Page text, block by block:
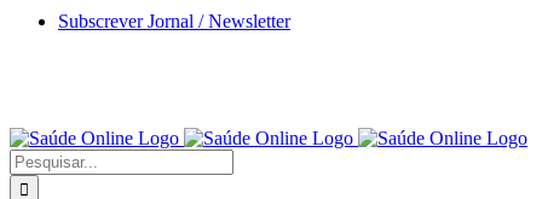
Skip
Subscrever Jornal / Newsletter
Pesquisar